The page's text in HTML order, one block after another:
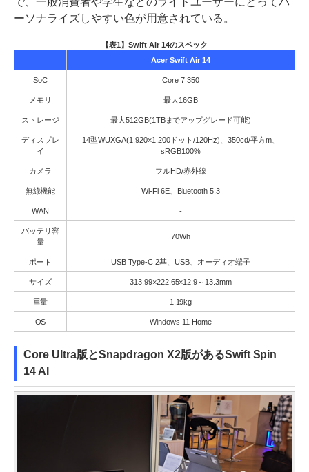
ーソナライズしやすい色が用意されている。
【表1】Swift Air 14のスペック
Acer Swift Air 14
SoC Core 7 350
メモリ 最大16GB
ストレージ 最大512GB(1TBまでアップグレード可能)
ディスプレ
イ
14型WUXGA(1,920×1,200ドット/120Hz)、350cd/平方m、
sRGB100%
カメラ フルHD/赤外線
無線機能 Wi-Fi 6E、Bluetooth 5.3
WAN -
バッテリ容
量
70Wh
ポート USB Type-C 2基、USB、オーディオ端子
サイズ 313.99×222.65×12.9～13.3mm
重量 1.19kg
OS Windows 11 Home
Core Ultra版とSnapdragon X2版があるSwift Spin
14 AI